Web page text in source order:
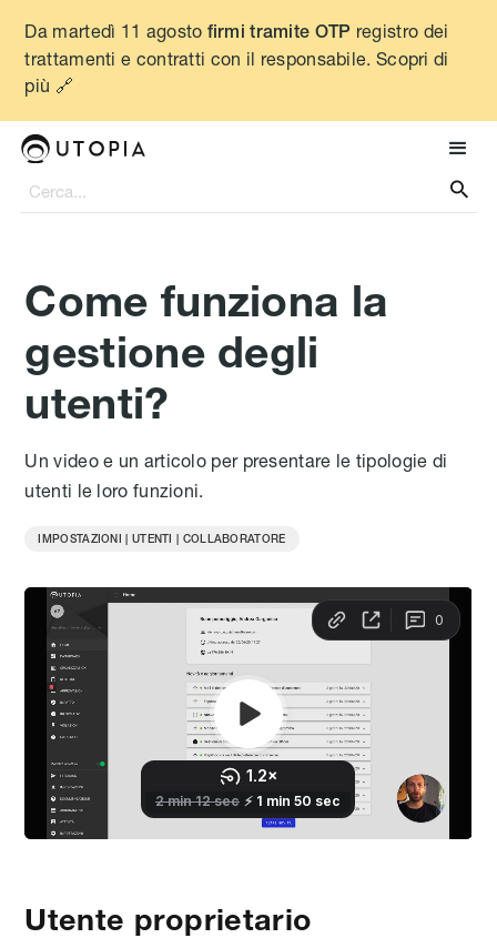
Da martedì 11 agosto firmi tramite OTP registro dei
trattamenti e contratti con il responsabile. Scopri di
più 🔗

Come funziona la
gestione degli
utenti?
Un video e un articolo per presentare le tipologie di
utenti le loro funzioni.
IMPOSTAZIONI | UTENTI | COLLABORATORE
Utente proprietario